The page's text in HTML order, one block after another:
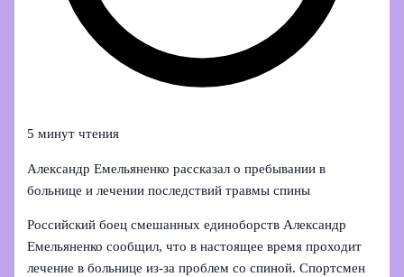
5 минут чтения
Александр Емельяненко рассказал о пребывании в
больнице и лечении последствий травмы спины
Российский боец смешанных единоборств Александр
Емельяненко сообщил, что в настоящее время проходит
лечение в больнице из‑за проблем со спиной. Спортсмен